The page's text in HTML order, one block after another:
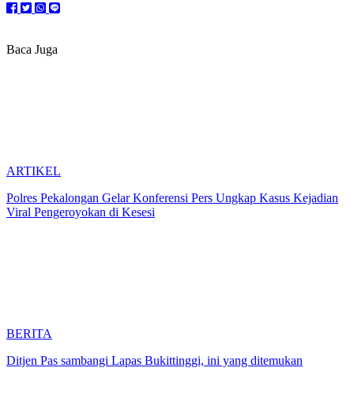
Baca Juga
ARTIKEL
Polres Pekalongan Gelar Konferensi Pers Ungkap Kasus Kejadian
Viral Pengeroyokan di Kesesi
BERITA
Ditjen Pas sambangi Lapas Bukittinggi, ini yang ditemukan